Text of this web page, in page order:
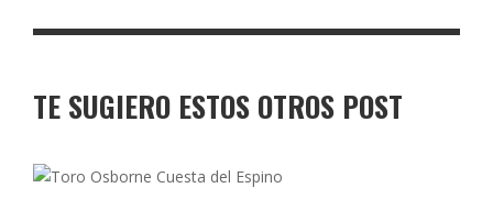
TE SUGIERO ESTOS OTROS POST